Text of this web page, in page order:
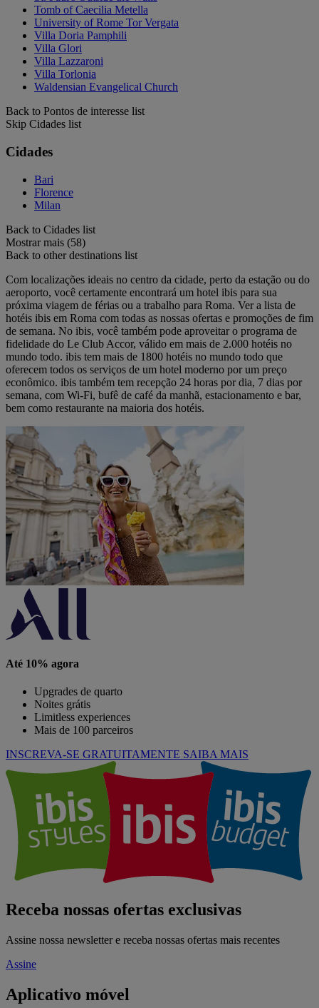
Tomb of Caecilia Metella
University of Rome Tor Vergata
Villa Doria Pamphili
Villa Glori
Villa Lazzaroni
Villa Torlonia
Waldensian Evangelical Church
Back to Pontos de interesse list
Skip Cidades list
Cidades
Bari
Florence
Milan
Back to Cidades list
Mostrar mais (58)
Back to other destinations list
Com localizações ideais no centro da cidade, perto da estação ou do
aeroporto, você certamente encontrará um hotel ibis para sua
próxima viagem de férias ou a trabalho para Roma. Ver a lista de
hotéis ibis em Roma com todas as nossas ofertas e promoções de fim
de semana. No ibis, você também pode aproveitar o programa de
fidelidade do Le Club Accor, válido em mais de 2.000 hotéis no
mundo todo. ibis tem mais de 1800 hotéis no mundo todo que
oferecem todos os serviços de um hotel moderno por um preço
econômico. ibis também tem recepção 24 horas por dia, 7 dias por
semana, com Wi-Fi, bufê de café da manhã, estacionamento e bar,
bem como restaurante na maioria dos hotéis.
Até 10% agora
Upgrades de quarto
Noites grátis
Limitless experiences
Mais de 100 parceiros
INSCREVA-SE GRATUITAMENTE SAIBA MAIS
Receba nossas ofertas exclusivas
Assine nossa newsletter e receba nossas ofertas mais recentes
Assine
Aplicativo móvel